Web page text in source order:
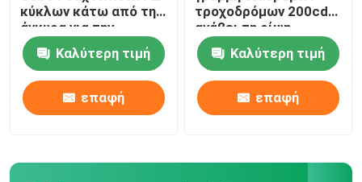
Φω'τα μαξιλαριών ελικοπτέρων
Ηλιακά τροφοδοτημένα φω'τα ναυσιπλοΐας
κύκλων κάτω από την
άγκυρα για την
προσγείωση
ελικοπτέρων
Καλύτερη τιμή
επαφή
τροχοδρόμων 200cd
ανάβει τη ρίψη
αλουμινίου
Καλύτερη τιμή
επαφή